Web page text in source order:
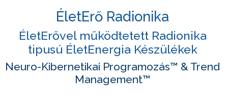
ÉletErő Radionika
ÉletErővel működtetett Radionika
tipusú ÉletEnergia Készülékek
Neuro-Kibernetikai Programozás™ & Trend
Management™